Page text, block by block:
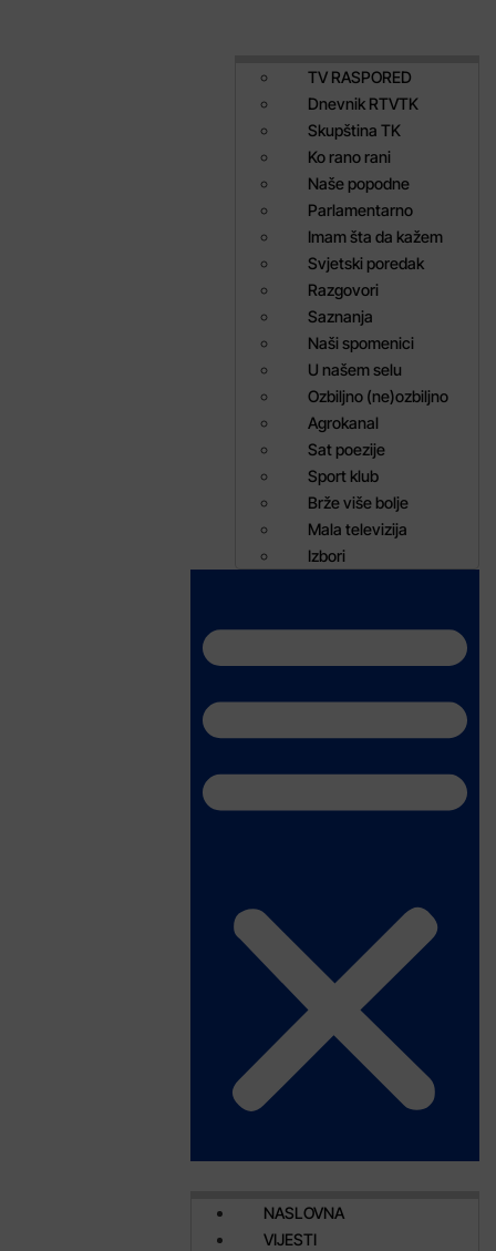
TV RASPORED
Dnevnik RTVTK
Skupština TK
Ko rano rani
Naše popodne
Parlamentarno
Imam šta da kažem
Svjetski poredak
Razgovori
Saznanja
Naši spomenici
U našem selu
Ozbiljno (ne)ozbiljno
Agrokanal
Sat poezije
Sport klub
Brže više bolje
Mala televizija
Izbori
NASLOVNA
VIJESTI